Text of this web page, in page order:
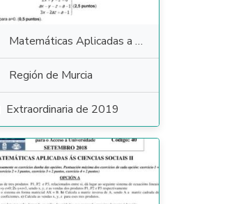
Matemáticas Aplicadas a las Ciencias Sociales
Región de Murcia
Extraordinaria de 2019